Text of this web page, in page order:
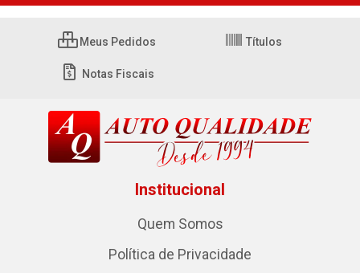
Meus Pedidos Títulos
Notas Fiscais
Institucional
Quem Somos
Política de Privacidade